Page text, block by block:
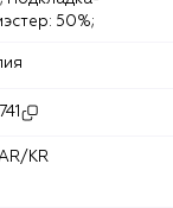
50%;
KR